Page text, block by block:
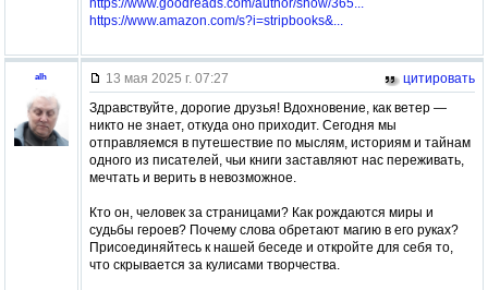
https://www.goodreads.com/author/show/365...
https://www.amazon.com/s?i=stripbooks&...
alh 13 мая 2025 г. 07:27
цитировать
Здравствуйте, дорогие друзья! Вдохновение, как ветер —
никто не знает, откуда оно приходит. Сегодня мы
отправляемся в путешествие по мыслям, историям и тайнам
одного из писателей, чьи книги заставляют нас переживать,
мечтать и верить в невозможное.
Кто он, человек за страницами? Как рождаются миры и
судьбы героев? Почему слова обретают магию в его руках?
Присоединяйтесь к нашей беседе и откройте для себя то,
что скрывается за кулисами творчества.